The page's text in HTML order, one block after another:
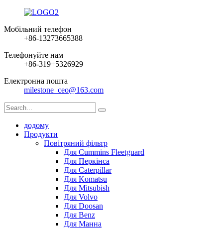
Мобільний телефон
+86-13273665388
Телефонуйте нам
+86-319+5326929
Електронна пошта
milestone_ceo@163.com
додому
Продукти
Повітряний фільтр
Для Cummins Fleetguard
Для Перкінса
Для Caterpillar
Для Komatsu
Для Mitsubish
Для Volvo
Для Doosan
Для Benz
Для Манна